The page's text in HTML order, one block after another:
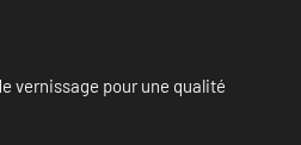
vernissage pour une qualité